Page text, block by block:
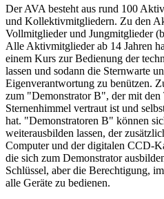
Der AVA besteht aus rund 100
und Kollektivmitgliedern. Zu den
Vollmitglieder und Jungmitglieder
Alle Aktivmitglieder ab 14 Jahren
einem Kurs zur Bedienung der
lassen und sodann die Sternwarte
Eigenverantwortung zu benützen.
zum "Demonstrator B", der mit den
Sternenhimmel vertraut ist und
hat. "Demonstratoren B" können
weiterausbilden lassen, der
Computer und der digitalen CCD-
die sich zum Demonstrator
Schlüssel, aber die Berechtigung,
alle Geräte zu bedienen.